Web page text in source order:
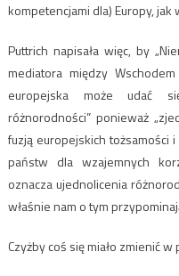
kompetencjami dla) Europy, jak
Puttrich napisała więc, by
mediatora między
europejska może udać
różnorodności” ponieważ
fuzją europejskich tożsamości
państw dla wzajemnych
oznacza ujednolicenia
właśnie nam o tym
Czyżby coś się miało zmienić